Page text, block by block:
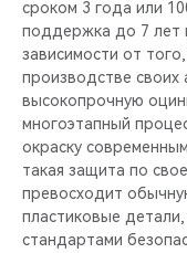
сроком 3 года или
поддержка до 7 лет
зависимости от
производстве своих
высокопрочную
многоэтапный
окраску
такая защита по
превосходит
пластиковые
стандартами